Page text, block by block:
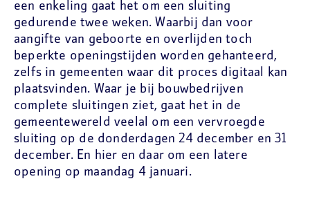
een enkeling gaat het om een sluiting
gedurende twee weken. Waarbij dan voor
aangifte van geboorte en overlijden toch
beperkte openingstijden worden gehanteerd,
zelfs in gemeenten waar dit proces digitaal kan
plaatsvinden. Waar je bij bouwbedrijven
complete sluitingen ziet, gaat het in de
gemeentewereld veelal om een vervroegde
sluiting op de donderdagen 24 december en 31
december. En hier en daar om een latere
opening op maandag 4 januari.